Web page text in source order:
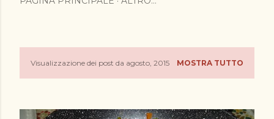
PVisualizzazione dei post da agosto, 2015 MOSTRA TUTTO